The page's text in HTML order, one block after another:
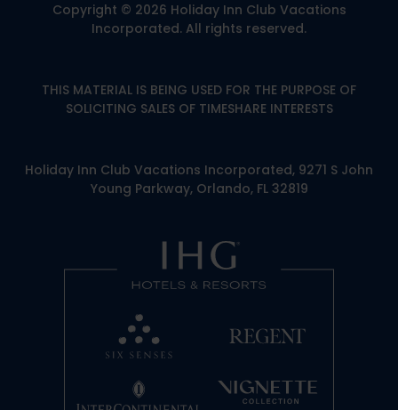
Copyright © 2026 Holiday Inn Club Vacations
Incorporated. All rights reserved.
THIS MATERIAL IS BEING USED FOR THE PURPOSE OF
SOLICITING SALES OF TIMESHARE INTERESTS
Holiday Inn Club Vacations Incorporated, 9271 S John
Young Parkway, Orlando, FL 32819